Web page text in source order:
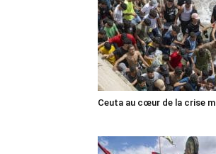
Ceuta au cœur de la crise